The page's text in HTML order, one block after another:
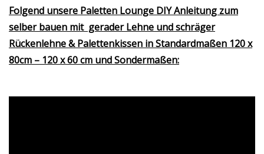
Folgend unsere Paletten Lounge DIY Anleitung zum
selber bauen mit gerader Lehne und schräger
Rückenlehne & Palettenkissen in Standardmaßen 120 x
80cm – 120 x 60 cm und Sondermaßen: